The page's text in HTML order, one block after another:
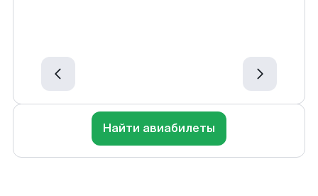
Найти авиабилеты